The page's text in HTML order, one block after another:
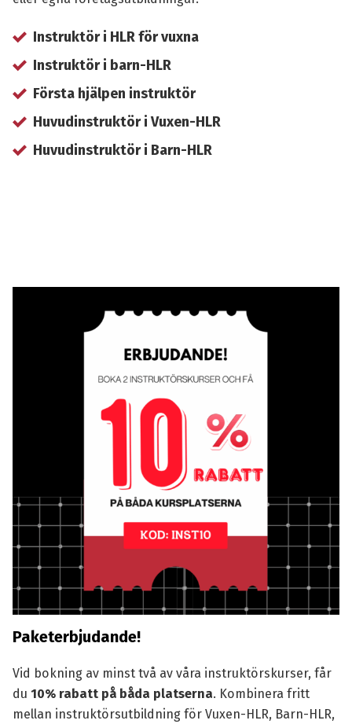
Instruktör i HLR för vuxna
Instruktör i barn-HLR
Första hjälpen instruktör
Huvudinstruktör i Vuxen-HLR
Huvudinstruktör i Barn-HLR
Paketerbjudande!
Vid bokning av minst två av våra instruktörskurser, får
du 10% rabatt på båda platserna. Kombinera fritt
mellan instruktörsutbildning för Vuxen-HLR, Barn-HLR,